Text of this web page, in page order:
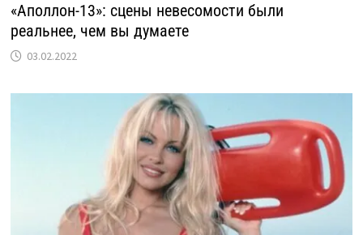
«Аполлон-13»: сцены невесомости были
реальнее, чем вы думаете
03.02.2022